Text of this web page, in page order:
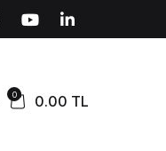
0 0.00 TL